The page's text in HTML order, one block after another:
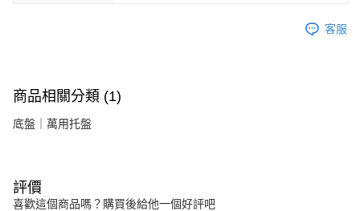
客服
商品相關分類 (1)
底盤｜萬用托盤
評價
喜歡這個商品嗎？購買後給他一個好評吧